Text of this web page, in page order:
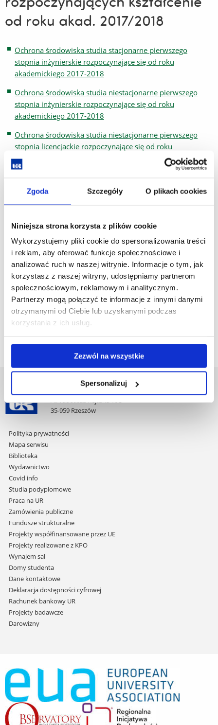
Zgoda Szczegóły O plikach cookies
Niniejsza strona korzysta z plików cookie
Wykorzystujemy pliki cookie do spersonalizowania treści
i reklam, aby oferować funkcje społecznościowe i
analizować ruch w naszej witrynie. Informacje o tym, jak
korzystasz z naszej witryny, udostępniamy partnerom
społecznościowym, reklamowym i analitycznym.
Partnerzy mogą połączyć te informacje z innymi danymi
otrzymanymi od Ciebie lub uzyskanymi podczas
korzystania z ich usług.
Zezwól na wszystkie
Spersonalizuj
od roku akad. 2017/2018
Ochrona środowiska studia stacjonarne pierwszego
stopnia inżynierskie rozpoczynające się od roku
akademickiego 2017-2018
Ochrona środowiska studia niestacjonarne pierwszego
stopnia inżynierskie rozpoczynające się od roku
akademickiego 2017-2018
Ochrona środowiska studia niestacjonarne pierwszego
stopnia licencjackie rozpoczynające się od roku
akademickiego 2017-2018
3 semestralne rozpoczynające się od roku akademickiego
stopnia 3 semestralne rozpoczynające się od roku
akademickiego 2017-2018
Ochrona środowiska studia stacjonarne drugiego stopnia
4 semestralne rozpoczynające się od roku akademickiego
2017-2018
Ochrona środowiska studia niestacjonarne drugiego
stopnia 4 semestralne rozpoczynające się od roku
akademickiego 2017-2018
Uniwersytet Rzeszowski
Al. Tadeusza Rejtana 16C
35-959 Rzeszów
Pomiń
nawigację
i
przejdź
do
treści
Polityka prywatności
Mapa serwisu
Biblioteka
Wydawnictwo
Covid info
Studia podyplomowe
Praca na UR
Zamówienia publiczne
Fundusze strukturalne
Projekty współfinansowane przez UE
Projekty realizowane z KPO
Wynajem sal
Domy studenta
Dane kontaktowe
Deklaracja dostępności cyfrowej
Rachunek bankowy UR
Projekty badawcze
Darowizny